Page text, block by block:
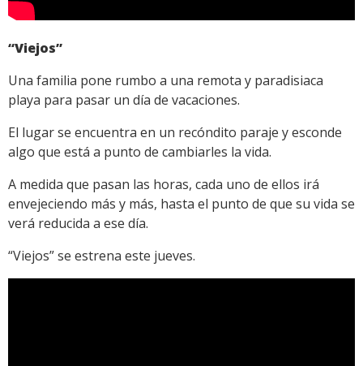
“Viejos”
Una familia pone rumbo a una remota y paradisiaca
playa para pasar un día de vacaciones.
El lugar se encuentra en un recóndito paraje y esconde
algo que está a punto de cambiarles la vida.
A medida que pasan las horas, cada uno de ellos irá
envejeciendo más y más, hasta el punto de que su vida se
verá reducida a ese día.
“Viejos” se estrena este jueves.